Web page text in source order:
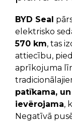
BYD Seal
elektrisko
570 km, tas
attiecību,
aprīkojuma
patīkama,
ievērojama,
Negatīvā